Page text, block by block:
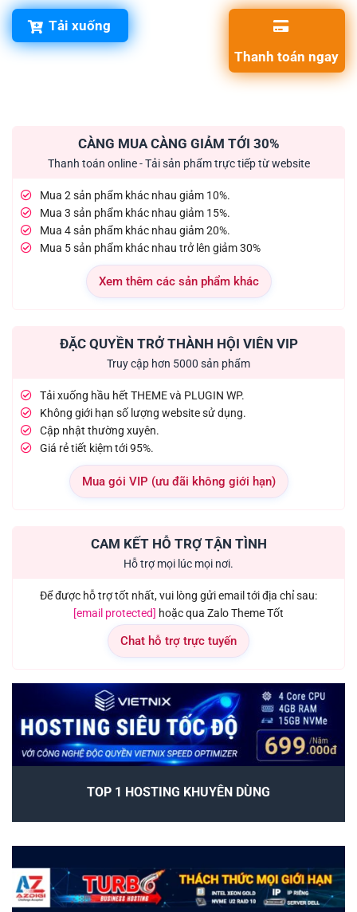
Tải xuống
Thanh toán ngay
CÀNG MUA CÀNG GIẢM TỚI 30%
Thanh toán online - Tải sản phẩm trực tiếp từ website
Mua 2 sản phẩm khác nhau giảm 10%.
Mua 3 sản phẩm khác nhau giảm 15%.
Mua 4 sản phẩm khác nhau giảm 20%.
Mua 5 sản phẩm khác nhau trở lên giảm 30%
Xem thêm các sản phẩm khác
ĐẶC QUYỀN TRỞ THÀNH HỘI VIÊN VIP
Truy cập hơn 5000 sản phẩm
Tải xuống hầu hết THEME và PLUGIN WP.
Không giới hạn số lượng website sử dụng.
Cập nhật thường xuyên.
Giá rẻ tiết kiệm tới 95%.
Mua gói VIP (ưu đãi không giới hạn)
CAM KẾT HỖ TRỢ TẬN TÌNH
Hỗ trợ mọi lúc mọi nơi.
Để được hỗ trợ tốt nhất, vui lòng gửi email tới địa chỉ sau:
[email protected] hoặc qua Zalo Theme Tốt
Chat hỗ trợ trực tuyến
TOP 1 HOSTING KHUYÊN DÙNG